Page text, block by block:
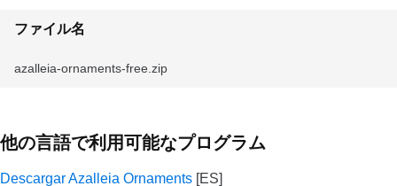
ファイル名
azalleia-ornaments-free.zip
他の言語で利用可能なプログラム
Descargar Azalleia Ornaments